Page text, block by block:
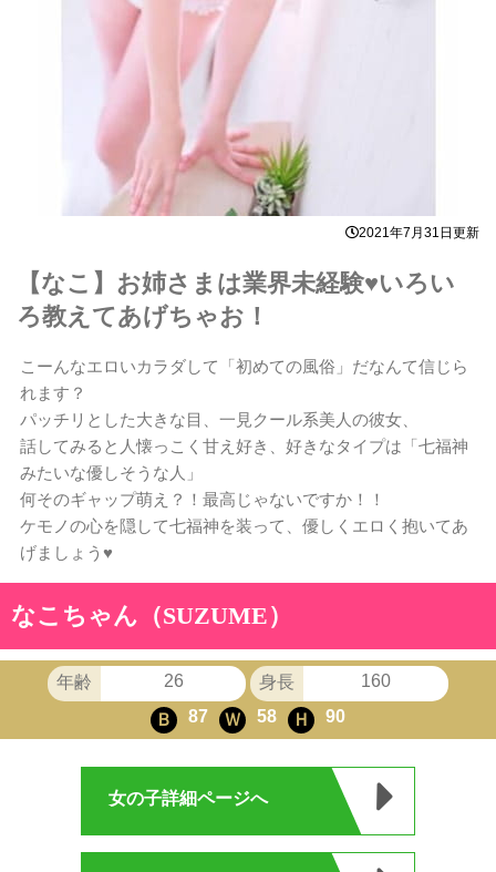
2021年7月31日更新
【なこ】お姉さまは業界未経験♥いろい
ろ教えてあげちゃお！
こーんなエロいカラダして「初めての風俗」だなんて信じら
れます？
パッチリとした大きな目、一見クール系美人の彼女、
話してみると人懐っこく甘え好き、好きなタイプは「七福神
みたいな優しそうな人」
何そのギャップ萌え？！最高じゃないですか！！
ケモノの心を隠して七福神を装って、優しくエロく抱いてあ
げましょう♥
なこちゃん（SUZUME）
年齢 26 身長 160
Ｂ 87 Ｗ 58 Ｈ 90
女の子詳細ページへ